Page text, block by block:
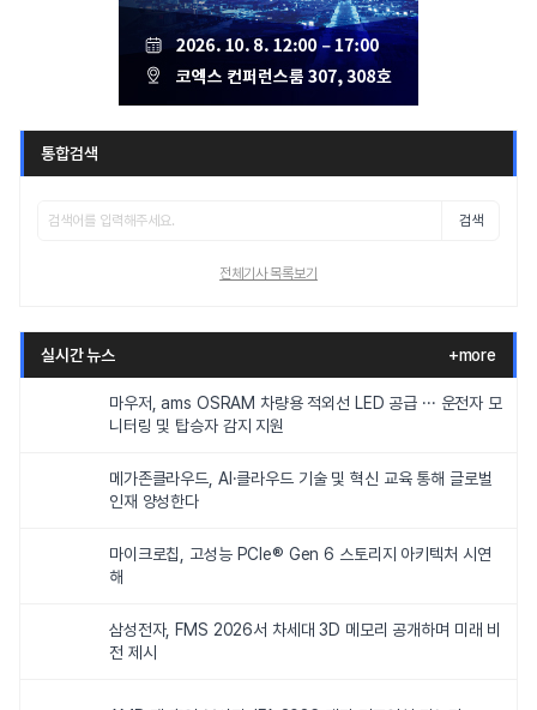
통합검색
검색
전체기사 목록보기
실시간 뉴스 +more
마우저, ams OSRAM 차량용 적외선 LED 공급 ··· 운전자 모
니터링 및 탑승자 감지 지원
메가존클라우드, AI·클라우드 기술 및 혁신 교육 통해 글로벌
인재 양성한다
마이크로칩, 고성능 PCIe® Gen 6 스토리지 아키텍처 시연
해
삼성전자, FMS 2026서 차세대 3D 메모리 공개하며 미래 비
전 제시